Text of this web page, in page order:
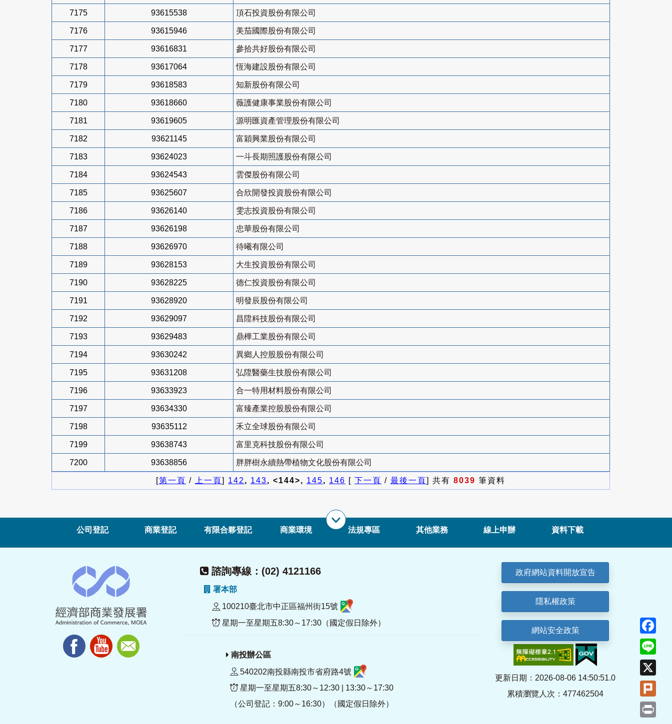
7175 93615538 頂石投資股份有限公司
7176 93615946 美茄國際股份有限公司
7177 93616831 參拾共好股份有限公司
7178 93617064 恆海建設股份有限公司
7179 93618583 知新股份有限公司
7180 93618660 薇護健康事業股份有限公司
7181 93619605 源明匯資產管理股份有限公司
7182 93621145 富穎興業股份有限公司
7183 93624023 一斗長期照護股份有限公司
7184 93624543 雲傑股份有限公司
7185 93625607 合欣開發投資股份有限公司
7186 93626140 雯志投資股份有限公司
7187 93626198 忠華股份有限公司
7188 93626970 待曦有限公司
7189 93628153 大生投資股份有限公司
7190 93628225 德仁投資股份有限公司
7191 93628920 明發辰股份有限公司
7192 93629097 昌陞科技股份有限公司
7193 93629483 鼎樺工業股份有限公司
7194 93630242 異鄉人控股股份有限公司
7195 93631208 弘陞醫藥生技股份有限公司
7196 93633923 合一特用材料股份有限公司
7197 93634330 富臻產業控股股份有限公司
7198 93635112 禾立全球股份有限公司
7199 93638743 富里克科技股份有限公司
7200 93638856 胖胖樹永續熱帶植物文化股份有限公司
[第一頁 / 上一頁] 142, 143, <144>, 145, 146 [ 下一頁 / 最後一頁] 共有 8039 筆資料
公司登記 商業登記 有限合夥登記 商業環境 法規專區 其他業務 線上申辦 資料下載
諮詢專線：(02) 4121166
署本部
100210臺北市中正區福州街15號
星期一至星期五8:30～17:30（國定假日除外）
南投辦公區
540202南投縣南投市省府路4號
星期一至星期五8:30～12:30 | 13:30～17:30
（公司登記：9:00～16:30）（國定假日除外）
政府網站資料開放宣告
隱私權政策
網站安全政策
更新日期：2026-08-06 14:50:51.0
累積瀏覽人次：477462504